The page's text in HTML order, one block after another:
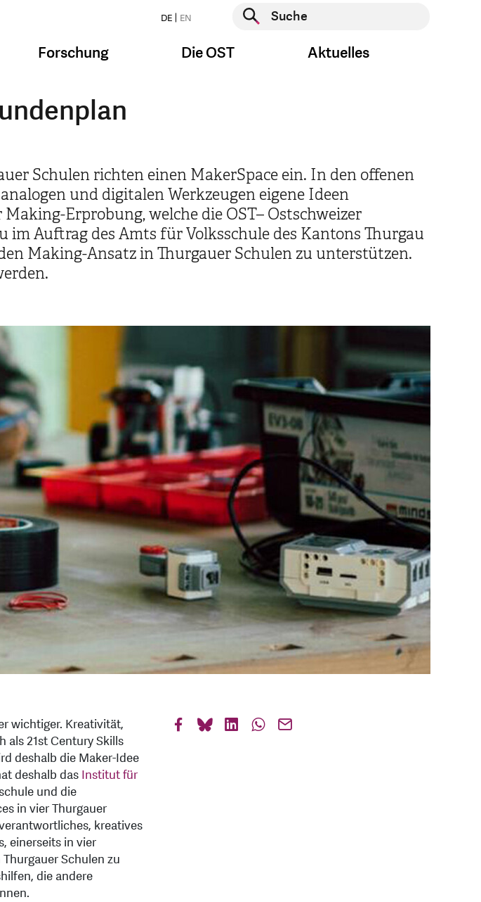
DE EN
Suche starten
Forschung Die OST Aktuelles
Schulen richten einen MakerSpace ein. In den offenen
und digitalen Werkzeugen eigene Ideen
Erprobung, welche die OST– Ostschweizer
im Auftrag des Amts für Volksschule des Kantons Thurgau
Making-Ansatz in Thurgauer Schulen zu unterstützen.
wichtiger. Kreativität,
als 21st Century Skills
deshalb die Maker-Idee
deshalb das Institut für
und die
in vier Thurgauer
kreatives
einerseits in vier
Schulen zu
die andere